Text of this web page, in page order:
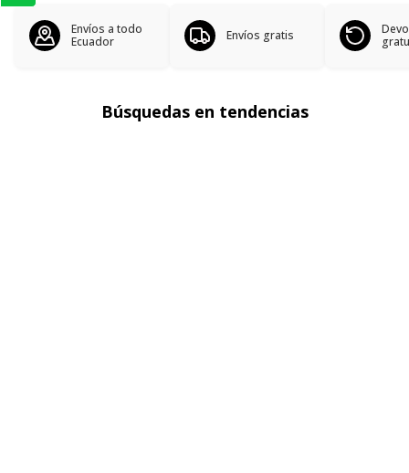
Envíos a todo
Ecuador
Envíos gratis
Búsquedas en tendencias